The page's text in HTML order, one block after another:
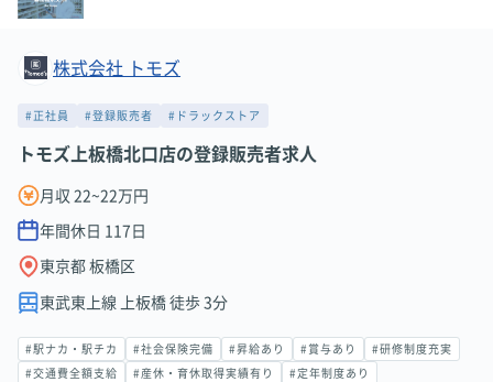
株式会社 トモズ
#正社員 #登録販売者 #ドラックストア
トモズ上板橋北口店の登録販売者求人
月収 22~22万円
年間休日 117 日
東京都 板橋区
東武東上線 上板橋 徒歩 3分
#駅ナカ・駅チカ #社会保険完備 #昇給あり #賞与あり #研修制度充実
#交通費全額支給 #産休・育休取得実績有り #定年制度あり